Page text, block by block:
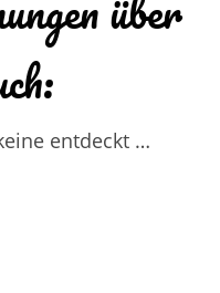
entdeckt …